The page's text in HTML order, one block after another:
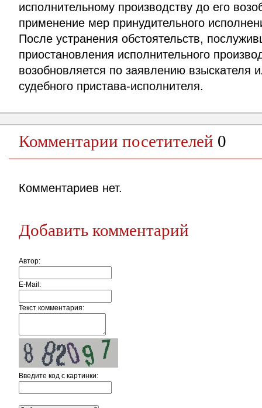
исполнительному производству до его
применение мер принудительного
После устранения обстоятельств,
приостановления исполнительного
возобновляется по заявлению взыскателя
судебного пристава-исполнителя.
Комментарии посетителей 0
Комментариев нет.
Добавить комментарий
Автор:
E-Mail:
Текст комментария:
Введите код c картинки: